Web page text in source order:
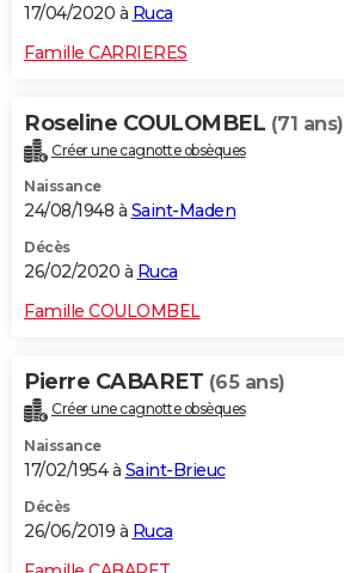
17/04/2020 à Ruca
Famille CARRIERES
Roseline COULOMBEL (71 ans)
Créer une cagnotte obsèques
Naissance
24/08/1948 à Saint-Maden
Décès
26/02/2020 à Ruca
Famille COULOMBEL
Pierre CABARET (65 ans)
Créer une cagnotte obsèques
Naissance
17/02/1954 à Saint-Brieuc
Décès
26/06/2019 à Ruca